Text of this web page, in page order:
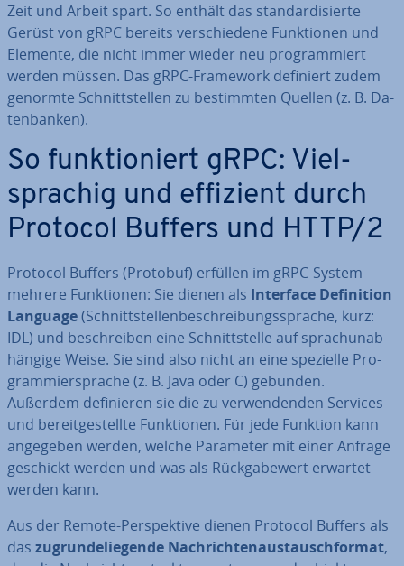
Zeit und Arbeit spart. So enthält das stan­dar­di­sier­te
Gerüst von gRPC bereits ver­schie­de­ne Funk­tio­nen und
Elemente, die nicht immer wieder neu pro­gram­miert
werden müssen. Das gRPC-Framework definiert zudem
genormte Schnitt­stel­len zu be­stimm­ten Quellen (z. B. Da­
ten­ban­ken).
So funk­tio­niert gRPC: Viel­
spra­chig und effizient durch
Protocol Buffers und HTTP/2
Protocol Buffers (Protobuf) erfüllen im gRPC-System
mehrere Funk­tio­nen: Sie dienen als Interface De­fi­ni­ti­on
Language(Schnitt­stel­len­be­schrei­bungs­spra­che, kurz:
IDL) und be­schrei­ben eine Schnitt­stel­le auf sprach­un­ab­
hän­gi­ge Weise. Sie sind also nicht an eine spezielle Pro­
gram­mier­spra­che (z. B. Java oder C) gebunden.
Außerdem de­fi­nie­ren sie die zu ver­wen­den­den Services
und be­reit­ge­stell­te Funk­tio­nen. Für jede Funktion kann
angegeben werden, welche Parameter mit einer Anfrage
geschickt werden und was als Rück­ga­be­wert erwartet
werden kann.
Aus der Remote-Per­spek­ti­ve dienen Protocol Buffers als
das zu­grun­de­lie­gen­de Nach­rich­ten­aus­tausch­for­mat,